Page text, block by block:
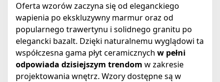
Oferta wzorów zaczyna się od eleganckiego
wapienia po ekskluzywny marmur oraz od
popularnego trawertynu i solidnego granitu po
elegancki bazalt. Dzięki naturalnemu wyglądowi ta
współczesna gama płyt ceramicznych w pełni
odpowiada dzisiejszym trendom w zakresie
projektowania wnętrz. Wzory dostępne są w